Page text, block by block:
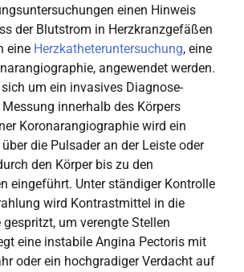
einen Hinweis
der Blutstrom in Herzkranzgefäßen
eine Herzkatheteruntersuchung, eine
angewendet werden.
um ein invasives Diagnose-
innerhalb des Körpers
Koronarangiographie wird ein
die Pulsader an der Leiste oder
den Körper bis zu den
eingeführt. Unter ständiger Kontrolle
wird Kontrastmittel in die
um verengte Stellen
eine instabile Angina Pectoris mit
oder ein hochgradiger Verdacht auf